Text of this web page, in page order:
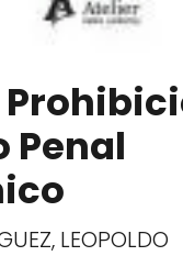
Penal
LEOPOLDO